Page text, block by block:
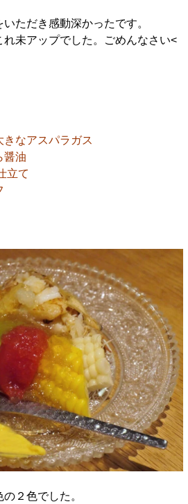
ただき感動深かったです。
未アップでした。ごめんなさい<
なアスパラガス
醤油
立て
２色でした。